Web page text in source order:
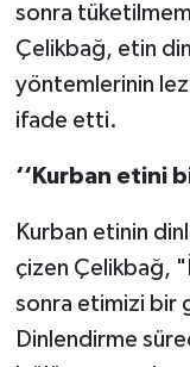
sonra
Çelikbağ, etin
yöntemlerinin
ifade etti.
‘‘Kurban etini
Kurban etinin
çizen Çelikbağ,
sonra etimizi bir
Dinlendirme